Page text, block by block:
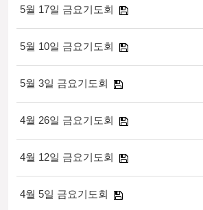
5월 17일 금요기도회
5월 10일 금요기도회
5월 3일 금요기도회
4월 26일 금요기도회
4월 12일 금요기도회
4월 5일 금요기도회